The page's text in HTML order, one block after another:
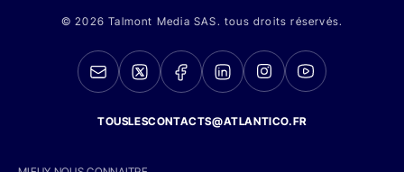
© 2026 Talmont Media SAS. tous droits réservés.
TOUSLESCONTACTS@ATLANTICO.FR